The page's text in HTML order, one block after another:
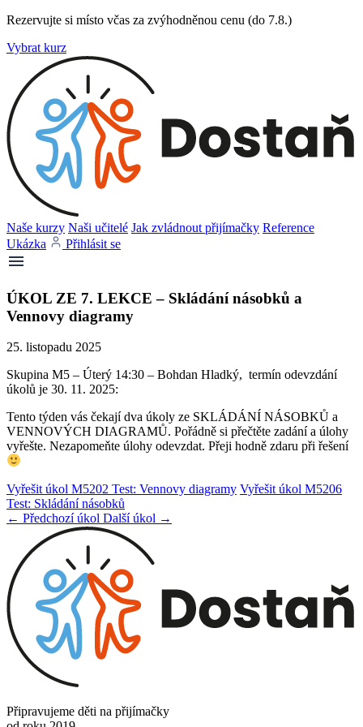
Rezervujte si místo včas za zvýhodněnou cenu (do 7.8.)
Vybrat kurz
Naše kurzy Naši učitelé Jak zvládnout přijímačky Reference
Ukázka
Přihlásit se
ÚKOL ZE 7. LEKCE – Skládání násobků a
Vennovy diagramy
25. listopadu 2025
Skupina M5 – Úterý 14:30 – Bohdan Hladký, termín odevzdání
úkolů je 30. 11. 2025:
Tento týden vás čekají dva úkoly ze SKLÁDÁNÍ NÁSOBKŮ a
VENNOVÝCH DIAGRAMŮ. Pořádně si přečtěte zadání a úlohy
vyřešte. Nezapomeňte úlohy odevzdat. Přeji hodně zdaru při řešení
Vyřešit úkol M5202 Test: Vennovy diagramy Vyřešit úkol M5206
Test: Skládání násobků
← Předchozí úkol Další úkol →
Připravujeme děti na přijímačky